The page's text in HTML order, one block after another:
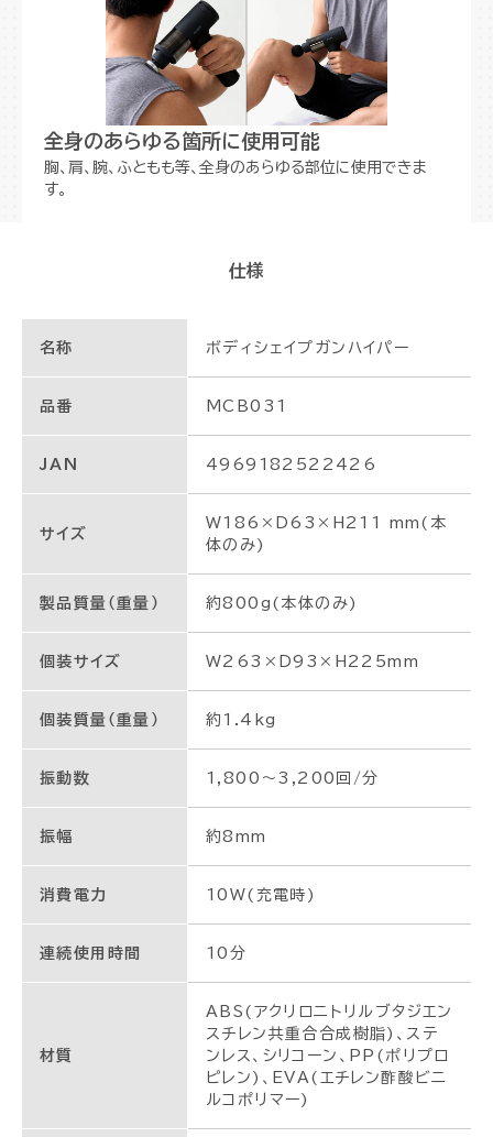
全身のあらゆる箇所に使用可能
胸、肩、腕、ふともも等、全身のあらゆる部位に使用できま
す。
仕様
名称 ボディシェイプガンハイパー
品番 MCB031
JAN 4969182522426
サイズ
W186×D63×H211 mm(本
体のみ)
製品質量（重量） 約800g(本体のみ)
個装サイズ W263×D93×H225mm
個装質量（重量） 約1.4kg
振動数 1,800～3,200回/分
振幅 約8mm
消費電力 10W(充電時)
連続使用時間 10分
材質
ABS(アクリロニトリルブタジエン
スチレン共重合合成樹脂)、ステ
ンレス、シリコーン、PP(ポリプロ
ピレン)、EVA(エチレン酢酸ビニ
ルコポリマー)